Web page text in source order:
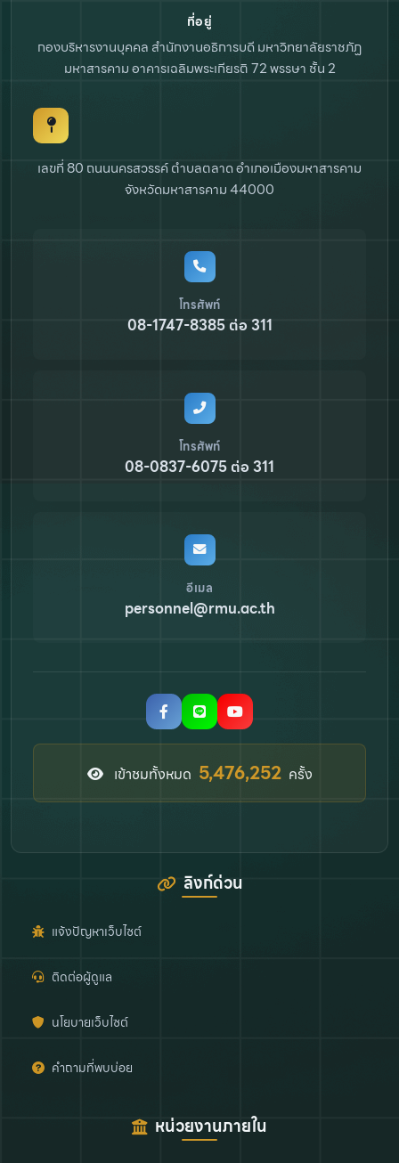
ที่อยู่
กองบริหารงานบุคคล สำนักงานอธิการบดีมหาวิทยาลัยราชภัฏ
มหาสารคามอาคารเฉลิมพระเกียรติ 72 พรรษา ชั้น 2
เลขที่ 80 ถนนนครสวรรค์ ตำบลตลาดอำเภอเมืองมหาสารคาม
จังหวัดมหาสารคาม 44000
โทรศัพท์
08-1747-8385 ต่อ 311
โทรศัพท์
08-0837-6075 ต่อ 311
อีเมล
personnel@rmu.ac.th
เข้าชมทั้งหมด 6,449,808 ครั้ง
ลิงก์ด่วน
แจ้งปัญหาเว็บไซต์
ติดต่อผู้ดูแล
นโยบายเว็บไซต์
คำถามที่พบบ่อย
หน่วยงานภายใน